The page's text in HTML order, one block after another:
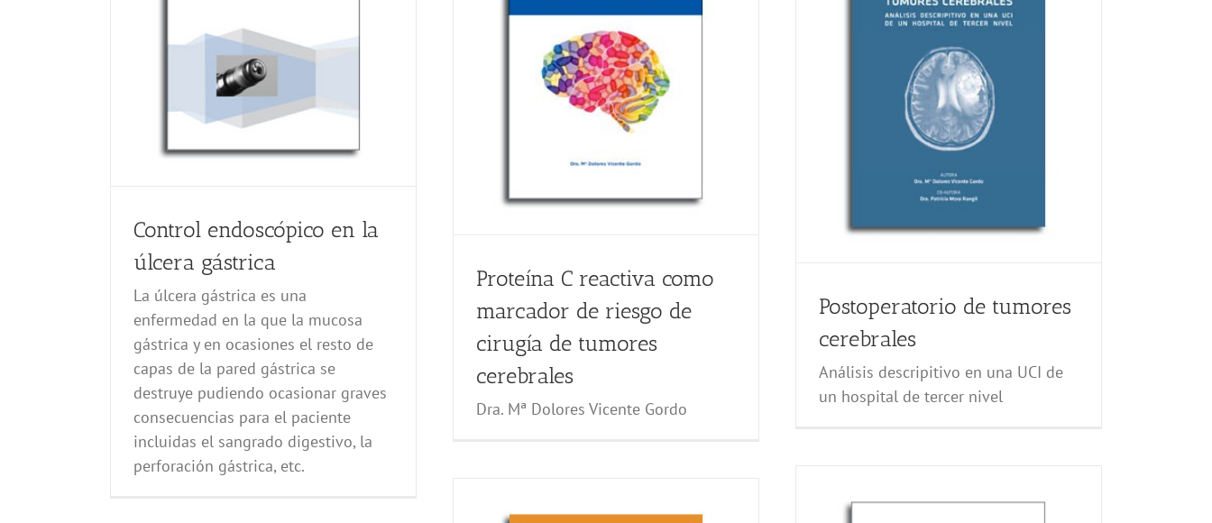
Control endoscópico en la
úlcera gástrica
La úlcera gástrica es una
enfermedad en la que la mucosa
gástrica y en ocasiones el resto de
capas de la pared gástrica se
destruye pudiendo ocasionar graves
consecuencias para el paciente
incluidas el sangrado digestivo, la
perforación gástrica, etc.
Proteína C reactiva como
marcador de riesgo de
cirugía de tumores
cerebrales
Dra. Mª Dolores Vicente Gordo
Postoperatorio de tumores
cerebrales
Análisis descripitivo en una UCI de
un hospital de tercer nivel